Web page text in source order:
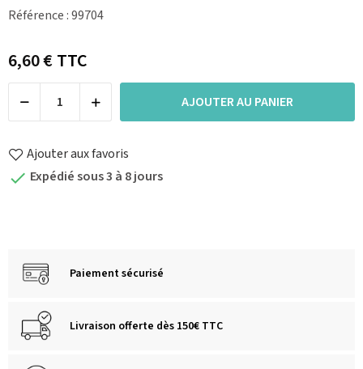
Référence :99704
6,60 €TTC
AJOUTER AU PANIER
Ajouter aux favoris
 Expédié sous 3 à 8 jours
Paiement sécurisé
Livraison offerte dès 150€ TTC